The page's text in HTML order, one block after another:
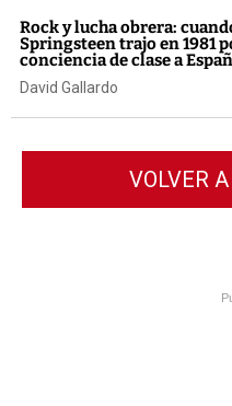
Rock y lucha obrera:
Springsteen trajo en 1981
conciencia de clase a
David Gallardo
VOLVER